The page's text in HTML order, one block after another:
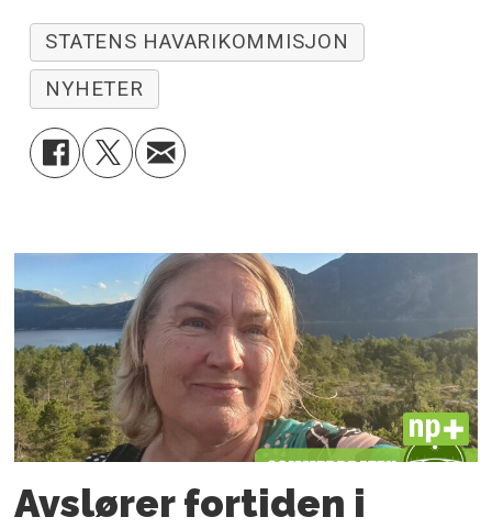
STATENS HAVARIKOMMISJON
NYHETER
PLUS
Avslører fortiden i